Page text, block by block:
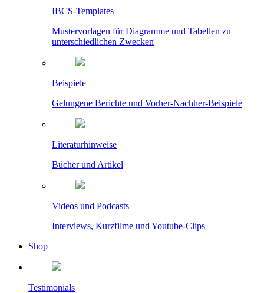
IBCS-Templates
Mustervorlagen für Diagramme und Tabellen zu
unterschiedlichen Zwecken
Beispiele
Gelungene Berichte und Vorher-Nachher-Beispiele
Literaturhinweise
Bücher und Artikel
Videos und Podcasts
Interviews, Kurzfilme und Youtube-Clips
Shop
Testimonials